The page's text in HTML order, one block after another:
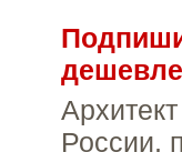
России,